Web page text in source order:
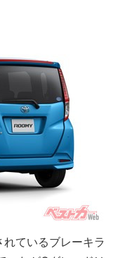
ているブレーキラ